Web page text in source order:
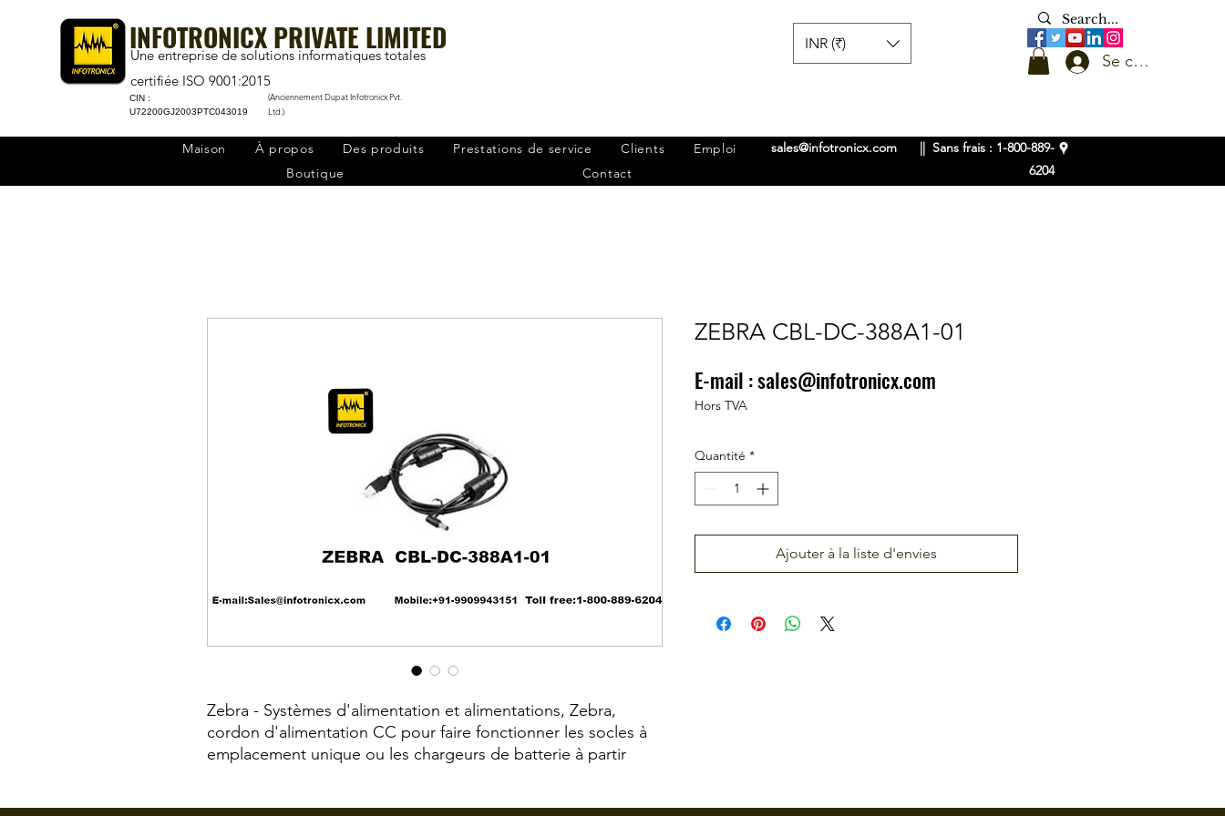
INFOTRONICX PRIVATE LIMITED
Une entreprise de solutions informatiques totales
certifiée ISO 9001:2015
CIN :
U72200GJ2003PTC043019
(Anciennement Dupat Infotronicx Pvt.
Ltd.)
Se connecter
INR (₹)
Maison À propos Des produits Prestations de service Clients
Emploi
Boutique
Contact
sales@infotronicx.com
|| Sans frais : 1-800-889-
6204
Zebra - Systèmes d'alimentation et alimentations, Zebra,
cordon d'alimentation CC pour faire fonctionner les socles à
emplacement unique ou les chargeurs de batterie à partir
ZEBRA CBL-DC-388A1-01
0,00 ₹Prix
Hors TVA
Quantité *
Ajouter à la liste d'envies
E-mail :sales@infotronicx.com